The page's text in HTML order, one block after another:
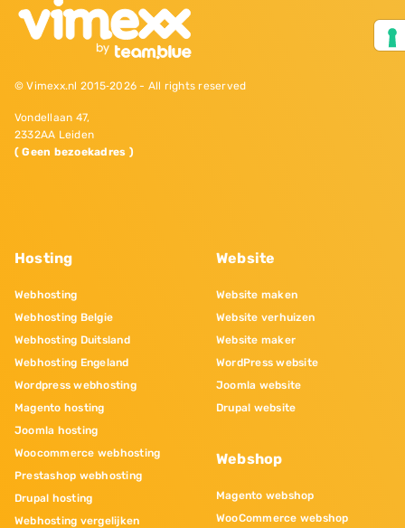
© Vimexx.nl 2015‐2026 - All rights reserved
Vondellaan 47,
2332AA Leiden
( Geen bezoekadres )
Hosting
Webhosting
Webhosting Belgie
Webhosting Duitsland
Webhosting Engeland
Wordpress webhosting
Magento hosting
Joomla hosting
Woocommerce webhosting
Prestashop webhosting
Drupal hosting
Webhosting vergelijken
Website
Website maken
Website verhuizen
Website maker
WordPress website
Joomla website
Drupal website
Webshop
Magento webshop
WooCommerce webshop